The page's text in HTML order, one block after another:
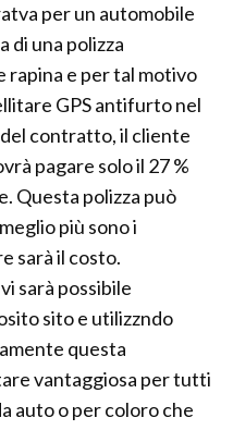
per un automobile
di una polizza
rapina e per tal motivo
GPS antifurto nel
contratto, il cliente
pagare solo il 27 %
Questa polizza può
più sono i
sarà il costo.
sarà possibile
sito e utilizzndo
questa
vantaggiosa per tutti
auto o per coloro che